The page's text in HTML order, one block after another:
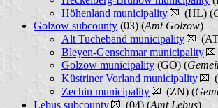
Höhenland municipality
(HL) (
Golzow subcounty (03) (Amt Golzow)
Alt Tucheband municipality
Bleyen-Genschmar municipality
Golzow municipality (GO) (
Küstriner Vorland municipality
Zechin municipality
(ZN) (
Lebus subcounty
(04) (Amt Lebus)